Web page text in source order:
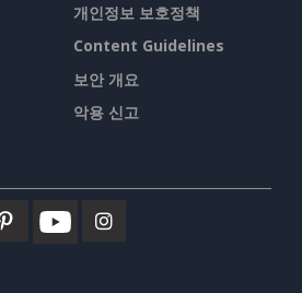
개인정보 보호정책
Content Guidelines
보안 개요
악용 신고